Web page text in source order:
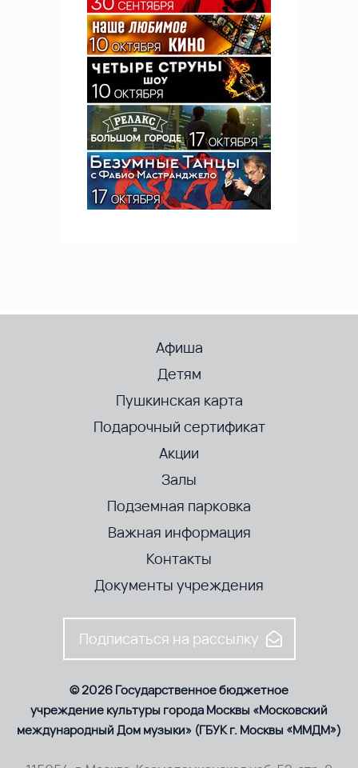
Афиша
Детям
Пушкинская карта
Подарочный сертификат
Акции
Залы
Подземная парковка
Важная информация
Контакты
Документы учреждения
Подписаться на рассылку
© 2026 Государственное бюджетное
учреждение культуры города Москвы «Московский
международный Дом музыки» (ГБУК г. Москвы «ММДМ»)